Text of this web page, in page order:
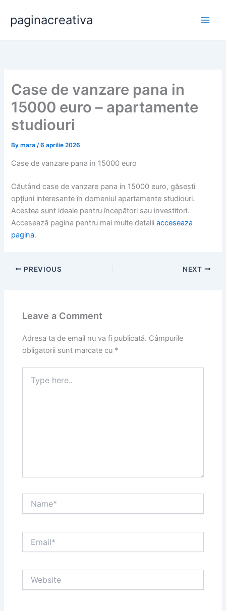
content
paginacreativa
Case de vanzare pana in
15000 euro – apartamente
studiouri
Bymara/6 aprilie 2026
Case de vanzare pana in 15000 euro
Căutând case de vanzare pana in 15000 euro, găsești
opțiuni interesante în domeniul apartamente studiouri.
Acestea sunt ideale pentru începători sau investitori.
Accesează pagina pentru mai multe detaliiacceseaza
pagina.
PREVIOUS NEXT
Leave a Comment
Adresa ta de email nu va fi publicată. Câmpurile
obligatorii sunt marcate cu *
here..